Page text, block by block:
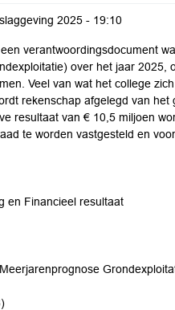
2025 - 19:10
verantwoordingsdocument
over het jaar
Veel van wat het college
rekenschap afgelegd van
resultaat van € 10,5 miljoen
te worden vastgesteld en
en Financieel resultaat